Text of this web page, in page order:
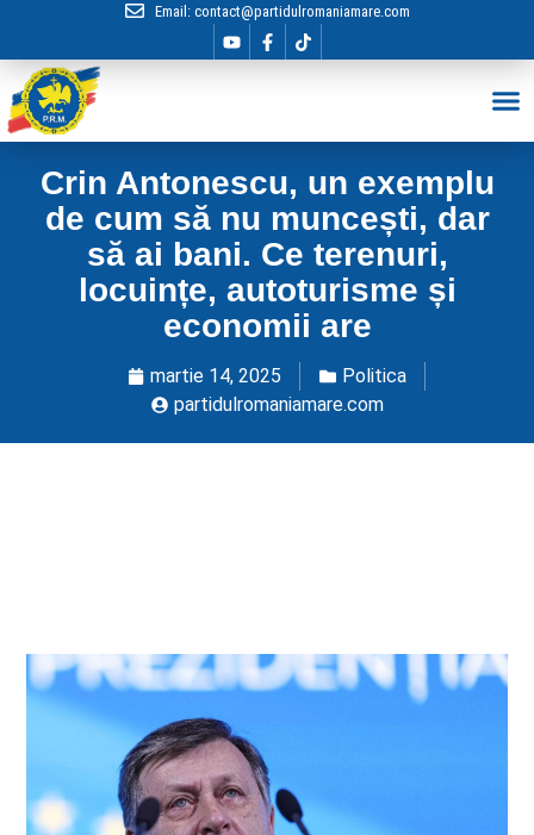
Email: contact@partidulromaniamare.com
Crin Antonescu, un exemplu
de cum să nu muncești, dar
să ai bani. Ce terenuri,
locuințe, autoturisme și
economii are
martie 14, 2025
Politica
partidulromaniamare.com